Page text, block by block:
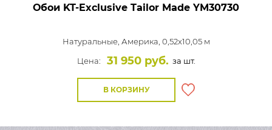
Обои KT-Exclusive Tailor Made YM30730
Натуральные, Америка, 0,52x10,05 м
Цена:
31 950 руб. за шт.
В КОРЗИНУ